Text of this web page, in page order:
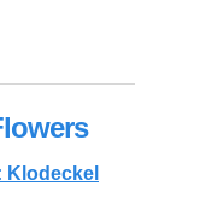
Klodeckel